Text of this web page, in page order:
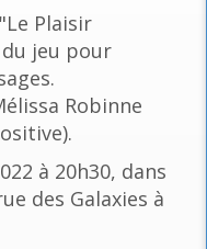
Plaisir
jeu pour
Robinne
à 20h30, dans
des Galaxies à